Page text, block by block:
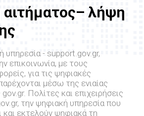
λήψη
υπηρεσία - support.gov.gr,
επικοινωνία, με τους
για τις ψηφιακές
μέσω της ενιαίας
Πολίτες και επιχειρήσεις
την ψηφιακή υπηρεσία που
και εκτελούν ψηφιακά τη